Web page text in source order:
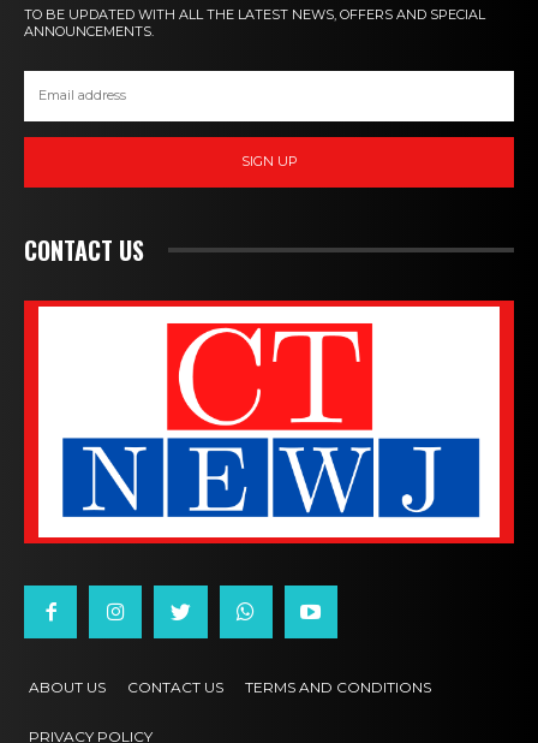
TO BE UPDATED WITH ALL THE LATEST NEWS, OFFERS AND SPECIAL
ANNOUNCEMENTS.
SIGN UP
CONTACT US
ABOUT US CONTACT US TERMS AND CONDITIONS
PRIVACY POLICY